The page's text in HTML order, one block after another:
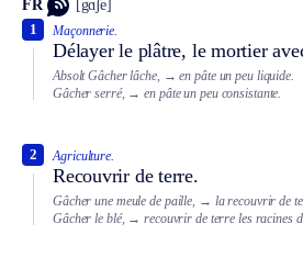
FR [gɑʃe]
Maçonnerie.
Délayer le plâtre, le mortier
1
Absolt Gâcher lâche, → en pâte un peu liquide.
Gâcher serré, → en pâte un peu consistante.
Agriculture.
Recouvrir de terre.
2
Gâcher une meule de paille, → la recouvrir de
Gâcher le blé, → recouvrir de terre les racines